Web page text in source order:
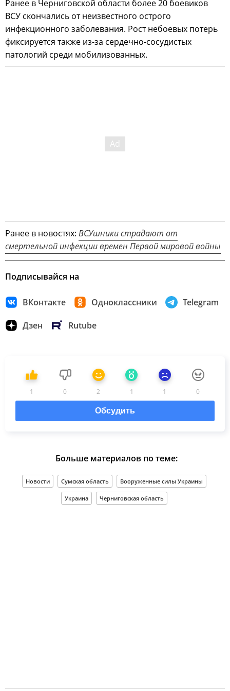
Ранее в Черниговской области более 20 боевиков
ВСУ скончались от неизвестного острого
инфекционного заболевания. Рост небоевых потерь
фиксируется также из-за сердечно-сосудистых
патологий среди мобилизованных.
Ранее в новостях: ВСУшники страдают от
смертельной инфекции времен Первой мировой войны
Подписывайся на
ВКонтакте Одноклассники Telegram
Дзен Rutube
1 0 2 1 1 0
Обсудить
Больше материалов по теме:
Новости Сумская область Вооруженные силы Украины
Украина Черниговская область